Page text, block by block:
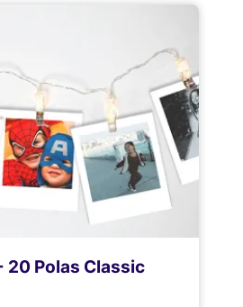
20 Polas Classic